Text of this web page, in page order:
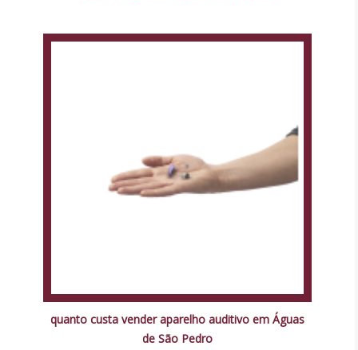
quanto custa vender aparelho auditivo em Águas
de São Pedro